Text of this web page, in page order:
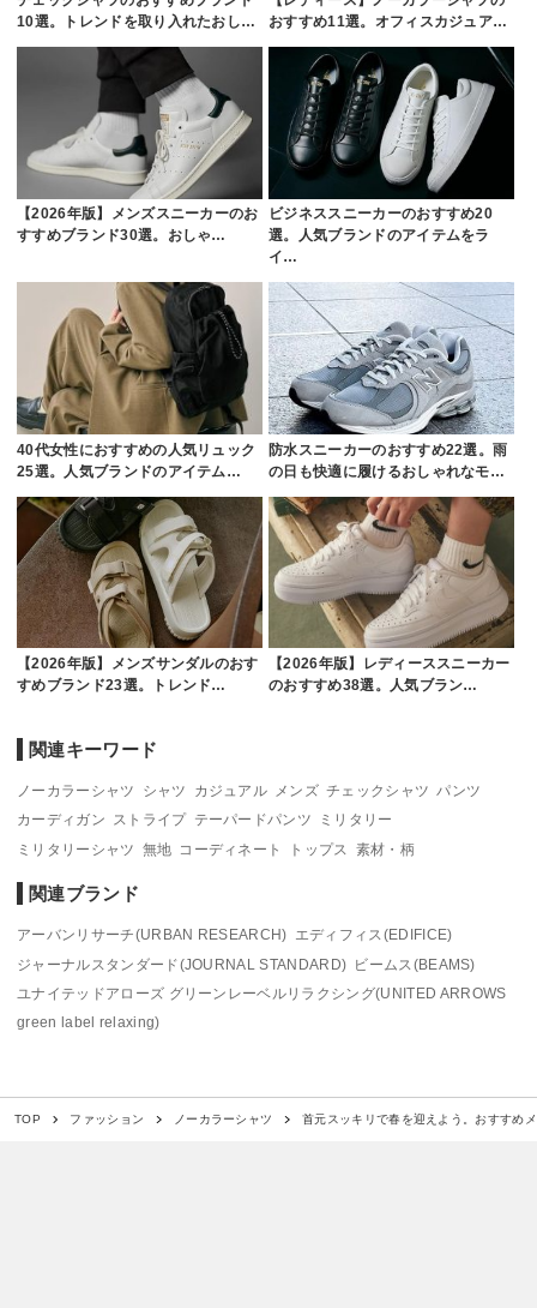
10選。トレンドを取り入れたおし…
おすすめ11選。オフィスカジュア…
【2026年版】メンズスニーカーのお
すすめブランド30選。おしゃ…
ビジネススニーカーのおすすめ20
選。人気ブランドのアイテムをラ
イ…
40代女性におすすめの人気リュック
25選。人気ブランドのアイテム…
防水スニーカーのおすすめ22選。雨
の日も快適に履けるおしゃれなモ…
【2026年版】メンズサンダルのおす
すめブランド23選。トレンド…
【2026年版】レディーススニーカー
のおすすめ38選。人気ブラン…
関連キーワード
ノーカラーシャツ シャツ カジュアル メンズ チェックシャツ パンツ
カーディガン ストライプ テーパードパンツ
ミリタリー
ミリタリーシャツ 無地 コーディネート トップス 素材・柄
関連ブランド
アーバンリサーチ(URBAN RESEARCH) エディフィス(EDIFICE)
ジャーナルスタンダード(JOURNAL STANDARD) ビームス(BEAMS)
ユナイテッドアローズ グリーンレーベルリラクシング(UNITED ARROWS
green label relaxing)
TOP ファッション ノーカラーシャツ 首元スッキリで春を迎えよう。おすすめ